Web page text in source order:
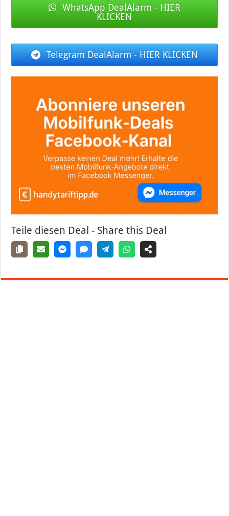
WhatsApp DealAlarm - HIER
KLICKEN
Telegram DealAlarm - HIER KLICKEN
Teile diesen Deal - Share this Deal